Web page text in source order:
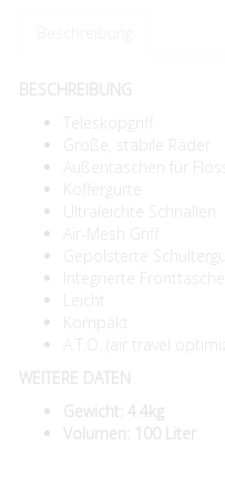
BESCHREIBUNG
Teleskopgriff
Große, stabile Räder
Außentaschen für
Koffergurte
Ultraleichte Schnallen
Gepolsterte
Integrierte Fronttaschen
Leicht
Kompakt
A.T.O. (air travel
WEITERE DATEN
Gewicht: 4.4kg
Volumen: 100 Liter